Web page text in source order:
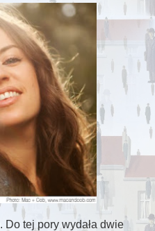
. Do tej pory wydała dwie